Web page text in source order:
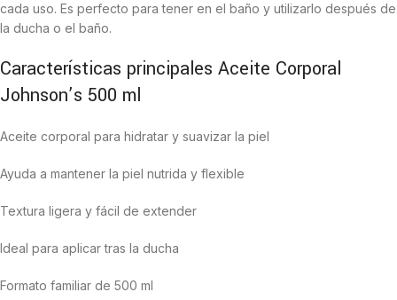
cada uso. Es perfecto para tener en el baño y utilizarlo después de
la ducha o el baño.
Características principales Aceite Corporal
Johnson’s 500 ml
Aceite corporal para hidratar y suavizar la piel
Ayuda a mantener la piel nutrida y flexible
Textura ligera y fácil de extender
Ideal para aplicar tras la ducha
Formato familiar de 500 ml